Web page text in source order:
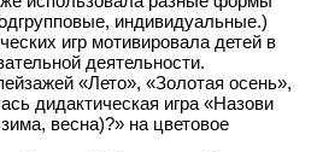
индивидуальные.)
игр мотивировала детей в
деятельности.
«Лето», «Золотая осень»,
дидактическая игра «Назови
весна)?» на цветовое